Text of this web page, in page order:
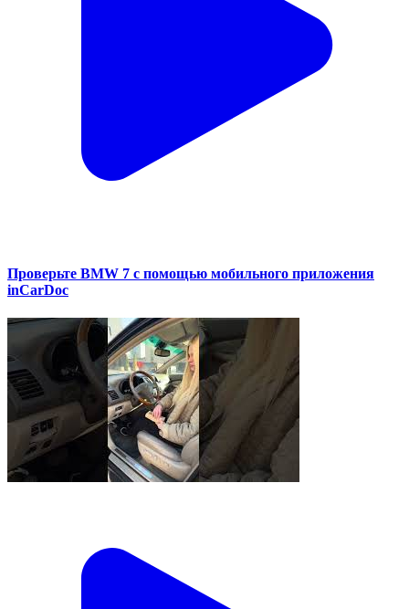
Проверьте BMW 7 с помощью мобильного приложения
inCarDoc